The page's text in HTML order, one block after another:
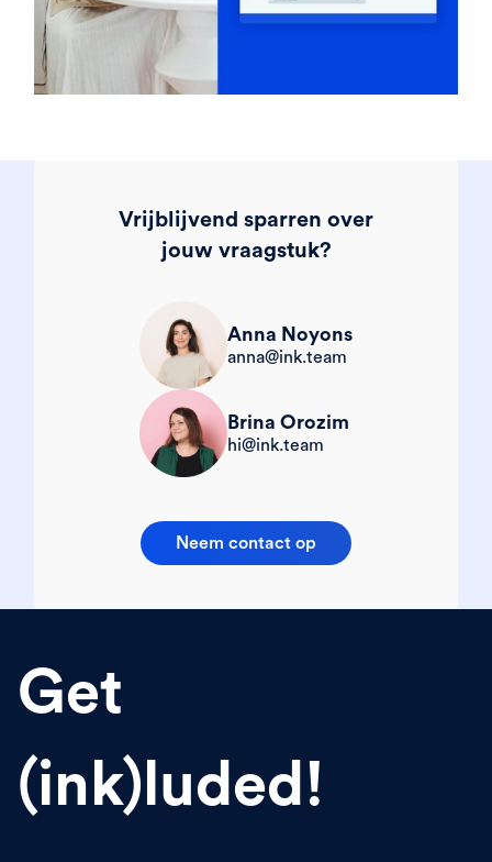
Vrijblijvend sparren over
jouw vraagstuk?
Anna Noyons
anna@ink.team
Brina Orozim
hi@ink.team
Neem contact op
Get
(ink)luded!